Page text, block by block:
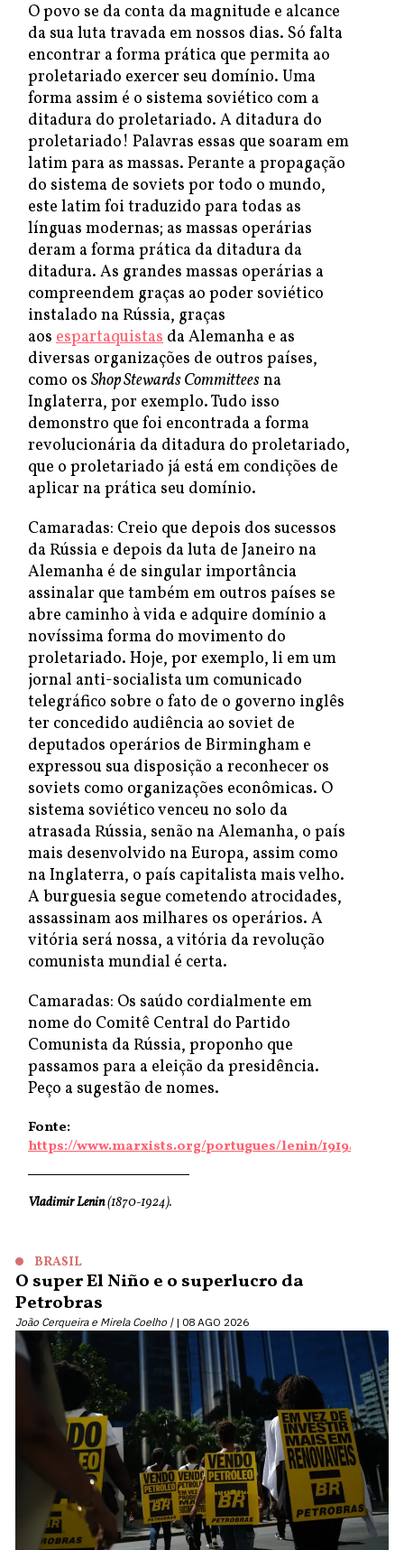
O povo se da conta da magnitude e alcance
da sua luta travada em nossos dias. Só falta
encontrar a forma prática que permita ao
proletariado exercer seu domínio. Uma
forma assim é o sistema soviético com a
ditadura do proletariado. A ditadura do
proletariado! Palavras essas que soaram em
latim para as massas. Perante a propagação
do sistema de soviets por todo o mundo,
este latim foi traduzido para todas as
línguas modernas; as massas operárias
deram a forma prática da ditadura da
ditadura. As grandes massas operárias a
compreendem graças ao poder soviético
instalado na Rússia, graças
aos espartaquistas da Alemanha e as
diversas organizações de outros países,
como os Shop Stewards Committeesna
Inglaterra, por exemplo. Tudo isso
demonstro que foi encontrada a forma
revolucionária da ditadura do proletariado,
que o proletariado já está em condições de
aplicar na prática seu domínio.
Camaradas: Creio que depois dos sucessos
da Rússia e depois da luta de Janeiro na
Alemanha é de singular importância
assinalar que também em outros países se
abre caminho à vida e adquire domínio a
novíssima forma do movimento do
proletariado. Hoje, por exemplo, li em um
jornal anti-socialista um comunicado
telegráfico sobre o fato de o governo inglês
ter concedido audiência ao soviet de
deputados operários de Birmingham e
expressou sua disposição a reconhecer os
soviets como organizações econômicas. O
sistema soviético venceu no solo da
atrasada Rússia, senão na Alemanha, o país
mais desenvolvido na Europa, assim como
na Inglaterra, o país capitalista mais velho.
A burguesia segue cometendo atrocidades,
assassinam aos milhares os operários. A
vitória será nossa, a vitória da revolução
comunista mundial é certa.
Camaradas: Os saúdo cordialmente em
nome do Comitê Central do Partido
Comunista da Rússia, proponho que
passamos para a eleição da presidência.
Peço a sugestão de nomes.
Fonte:
https://www.marxists.org/portugues/lenin/1919/03/
Vladimir Lenin(1870-1924).
BRASIL
O super El Niño e o superlucro da
Petrobras
João Cerqueira e Mirela Coelho | 08 AGO 2026